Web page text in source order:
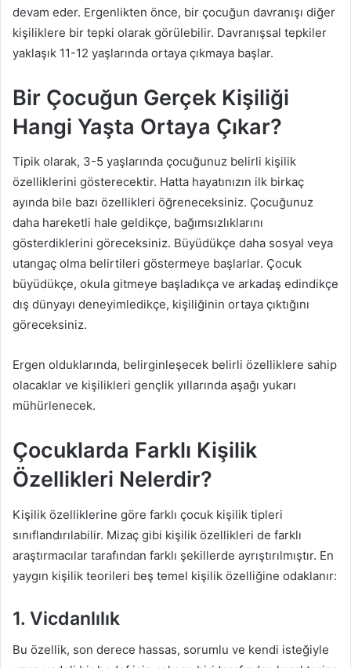
devam eder. Ergenlikten önce, bir çocuğun davranışı diğer
kişiliklere bir tepki olarak görülebilir. Davranışsal tepkiler
yaklaşık 11-12 yaşlarında ortaya çıkmaya başlar.
Bir Çocuğun Gerçek Kişiliği
Hangi Yaşta Ortaya Çıkar?
Tipik olarak, 3-5 yaşlarında çocuğunuz belirli kişilik
özelliklerini gösterecektir. Hatta hayatınızın ilk birkaç
ayında bile bazı özellikleri öğreneceksiniz. Çocuğunuz
daha hareketli hale geldikçe, bağımsızlıklarını
gösterdiklerini göreceksiniz. Büyüdükçe daha sosyal veya
utangaç olma belirtileri göstermeye başlarlar. Çocuk
büyüdükçe, okula gitmeye başladıkça ve arkadaş edindikçe
dış dünyayı deneyimledikçe, kişiliğinin ortaya çıktığını
göreceksiniz.
Ergen olduklarında, belirginleşecek belirli özelliklere sahip
olacaklar ve kişilikleri gençlik yıllarında aşağı yukarı
mühürlenecek.
Çocuklarda Farklı Kişilik
Özellikleri Nelerdir?
Kişilik özelliklerine göre farklı çocuk kişilik tipleri
sınıflandırılabilir. Mizaç gibi kişilik özellikleri de farklı
araştırmacılar tarafından farklı şekillerde ayrıştırılmıştır. En
yaygın kişilik teorileri beş temel kişilik özelliğine odaklanır:
1. Vicdanlılık
Bu özellik, son derece hassas, sorumlu ve kendi isteğiyle